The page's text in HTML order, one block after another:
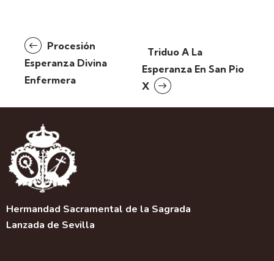
N
a
v
e
c
i
ó
n
d
e
l
Procesión
Esperanza Divina
Enfermera
Triduo A La
Esperanza En San Pio
X
Hermandad Sacramental de la Sagrada
Lanzada de Sevilla